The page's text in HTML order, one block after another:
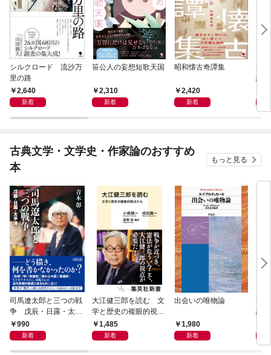
シルクロード 流沙万
里の路
2,640
新着
笹公人の妄想短歌天国
2,310
新着
昭和懐古奇譚集
2,420
新着
流
語
古典文学・文学史・作家論のおすすめ
本
もっと見る
司馬遼太郎と三つの戦
争 戊辰・日露・太平
洋990
新着
大江健三郎を読む 文
学と歴史の複眼的視点
から1,485
新着
出会いの唯物論
1,980
新着
本
話）